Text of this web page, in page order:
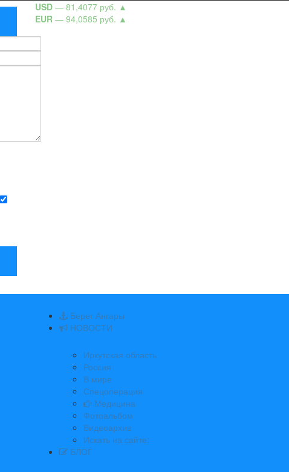
USD — 81,4077 руб. ▲
EUR — 94,0585 руб. ▲
Берег Ангары
НОВОСТИ
Иркутская область
Россия
В мире
Спецоперация
Медицина
Фотоальбом
Видеоархив
Искать на сайте:
БЛОГ